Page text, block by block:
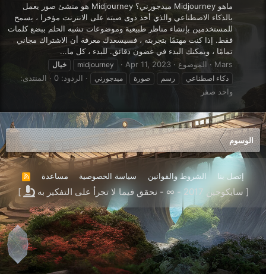
ماهو Midjourney ميدجورني؟ Midjourney هو منشئ صور يعمل
بالذكاء الاصطناعي والذي أخذ دوى صيته على الانترنت مؤخرا ، يسمح
للمستخدمين بإنشاء مناظر طبيعية وموضوعات تشبه الحلم ببضع كلمات
فقط. إذا كنت مهتمًا بتجربته ، فسيسعدك معرفة أن الاشتراك مجاني
تمامًا ، ويمكنك البدء في غضون دقائق. للبدء ، كل ما...
Mars
الموضوع Apr 11, 2023
midjourney
خيال
ذكاء اصطناعي
رسم صورة ميدجورني الردود: 0
المنتدى:
واحد صفر
الوسوم
إتصل بنا الشروط والقوانين سياسة الخصوصية مساعدة
R
S
[ سايكوجين 2017 - ∞ - نحقق فيما لا تجرأ على التفكير به ]